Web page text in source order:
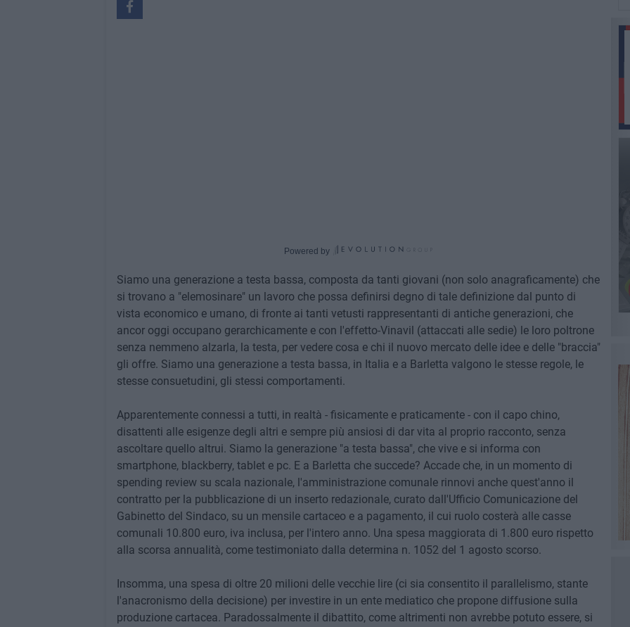
Powered by
Siamo una generazione a testa bassa, composta da tanti giovani (non solo anagraficamente) che
si trovano a "elemosinare" un lavoro che possa definirsi degno di tale definizione dal punto di
vista economico e umano, di fronte ai tanti vetusti rappresentanti di antiche generazioni, che
ancor oggi occupano gerarchicamente e con l'effetto-Vinavil (attaccati alle sedie) le loro poltrone
senza nemmeno alzarla, la testa, per vedere cosa e chi il nuovo mercato delle idee e delle "braccia"
gli offre. Siamo una generazione a testa bassa, in Italia e a Barletta valgono le stesse regole, le
stesse consuetudini, gli stessi comportamenti.
Apparentemente connessi a tutti, in realtà - fisicamente e praticamente - con il capo chino,
disattenti alle esigenze degli altri e sempre più ansiosi di dar vita al proprio racconto, senza
ascoltare quello altrui. Siamo la generazione "a testa bassa", che vive e si informa con
smartphone, blackberry, tablet e pc. E a Barletta che succede? Accade che, in un momento di
spending review su scala nazionale, l'amministrazione comunale rinnovi anche quest'anno il
contratto per la pubblicazione di un inserto redazionale, curato dall'Ufficio Comunicazione del
Gabinetto del Sindaco, su un mensile cartaceo e a pagamento, il cui ruolo costerà alle casse
comunali 10.800 euro, iva inclusa, per l'intero anno. Una spesa maggiorata di 1.800 euro rispetto
alla scorsa annualità, come testimoniato dalla determina n. 1052 del 1 agosto scorso.
Insomma, una spesa di oltre 20 milioni delle vecchie lire (ci sia consentito il parallelismo, stante
l'anacronismo della decisione) per investire in un ente mediatico che propone diffusione sulla
produzione cartacea. Paradossalmente il dibattito, come altrimenti non avrebbe potuto essere, si